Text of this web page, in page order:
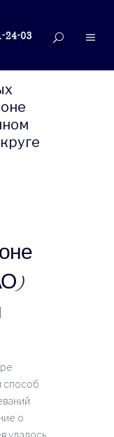
способ
о
удалось